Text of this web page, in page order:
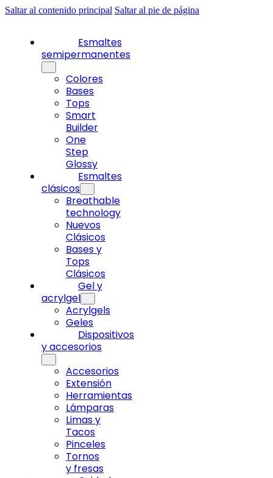
Saltar al contenido principal Saltar al pie de página
Esmaltes
semipermanentes
Colores
Bases
Tops
Smart
Builder
One
Step
Glossy
Esmaltes
clásicos
Breathable
technology
Nuevos
Clásicos
Bases y
Tops
Clásicos
Gel y
acrylgel
Acrylgels
Geles
Dispositivos
y accesorios
Accesorios
Extensión
Herramientas
Lámparas
Limas y
Tacos
Pinceles
Tornos
y fresas